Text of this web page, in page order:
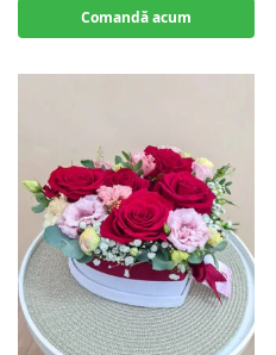
Comandă acum